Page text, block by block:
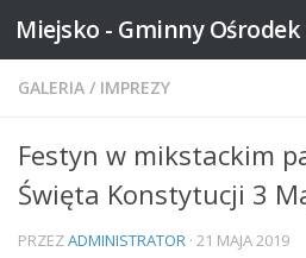
Skip to content
GALERIA / IMPREZY
Festyn w mikstackim
Święta Konstytucji 3
PRZEZADMINISTRATOR · 21 MAJA 2019